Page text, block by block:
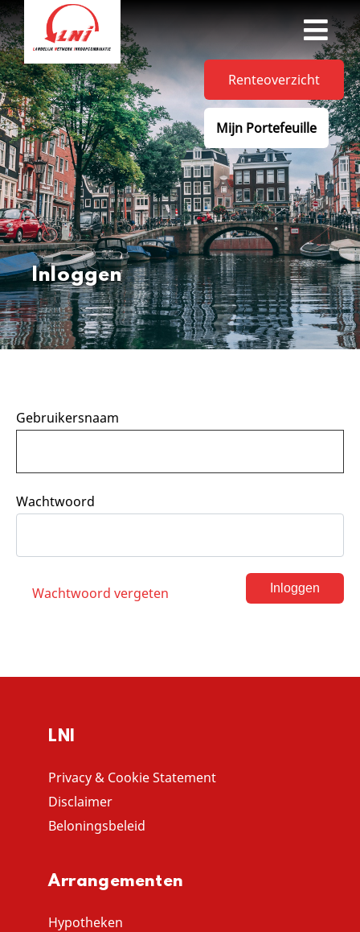
Mijn Portefeuille
Renteoverzicht
Inloggen
Gebruikersnaam
Wachtwoord
Wachtwoord vergeten Inloggen
LNI
Privacy & Cookie Statement
Disclaimer
Beloningsbeleid
Arrangementen
Hypotheken